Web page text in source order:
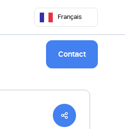
Français
Contact